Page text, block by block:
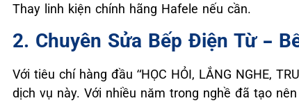
Thay linh kiện chính hãng Hafele nếu cần.
2. Chuyên Sửa Bếp Điện Từ –
Với tiêu chí hàng đầu “HỌC HỎI, LẮNG NGHE,
dịch vụ này. Với nhiều năm trong nghề đã tạo